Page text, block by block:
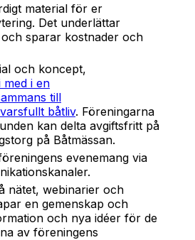
material för er
Det underlättar
sparar kostnader och
och koncept,
med i en
till
båtliv. Föreningarna
kan delta avgiftsfritt på
på Båtmässan.
evenemang via
nätet, webinarier och
en gemenskap och
och nya idéer för de
av föreningens